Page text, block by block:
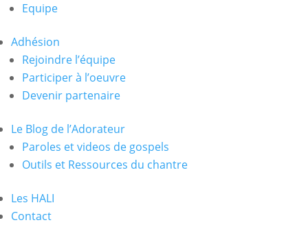
Equipe
Adhésion
Rejoindre l’équipe
Participer à l’oeuvre
Devenir partenaire
Le Blog de l’Adorateur
Paroles et videos de gospels
Outils et Ressources du chantre
Les HALI
Contact